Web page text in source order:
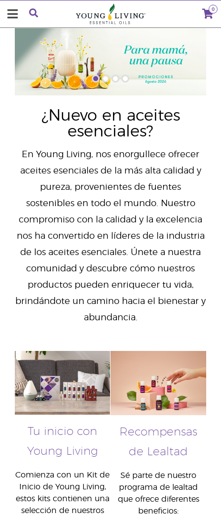
0
¿Nuevo en aceites
esenciales?
En Young Living, nos enorgullece ofrecer
aceites esenciales de la más alta calidad y
pureza, provenientes de fuentes
sostenibles en todo el mundo. Nuestro
compromiso con la calidad y la excelencia
nos ha convertido en líderes de la industria
de los aceites esenciales. Únete a nuestra
comunidad y descubre cómo nuestros
productos pueden enriquecer tu vida,
brindándote un camino hacia el bienestar y
abundancia.
Tu inicio con
Young Living
Comienza con un Kit de
Inicio de Young Living,
estos kits contienen una
selección de nuestros
Recompensas
de Lealtad
Sé parte de nuestro
programa de lealtad
que ofrece diferentes
beneficios: